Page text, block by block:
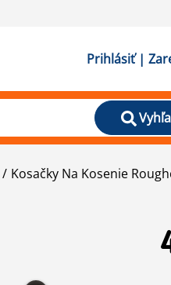
Prihlásiť |
Kosačky Na Kosenie